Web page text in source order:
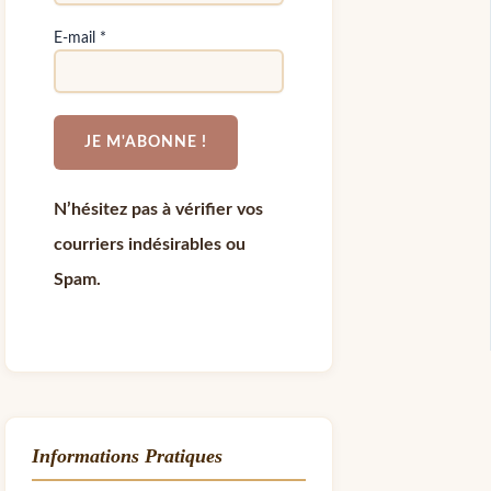
E-mail *
N’hésitez pas à vérifier vos
courriers indésirables ou
Spam.
Informations Pratiques